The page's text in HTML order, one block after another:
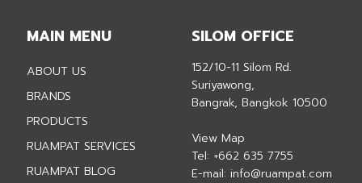
MAIN MENU
ABOUT US
BRANDS
PRODUCTS
RUAMPAT SERVICES
RUAMPAT BLOG
SILOM OFFICE
152/10-11 Silom Rd.
Suriyawong,
Bangrak, Bangkok 10500
View Map
Tel: +662 635 7755
E-mail:info@ruampat.com